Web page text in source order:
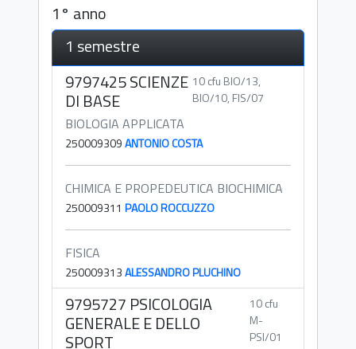
1° anno
1 semestre
9797425 SCIENZE
DI BASE
10 cfu BIO/13,
BIO/10, FIS/07
BIOLOGIA APPLICATA
250009309ANTONIO COSTA
CHIMICA E PROPEDEUTICA BIOCHIMICA
250009311 PAOLO ROCCUZZO
FISICA
250009313ALESSANDRO PLUCHINO
9795727 PSICOLOGIA
GENERALE E DELLO
SPORT
10 cfu
M-
PSI/01